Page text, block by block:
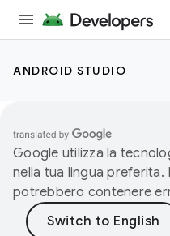
ANDROID STUDIO
Google utilizza la
nella tua lingua preferita.
potrebbero contenere